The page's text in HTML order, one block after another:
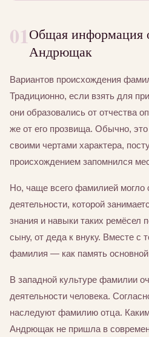
01Общая информация
Андрющак
Вариантов происхождения
Традиционно, если взять для
они образовались от отчества
же от его прозвища. Обычно,
своими чертами характера,
происхождением запомнился
Но, чаще всего фамилией могло
деятельности, которой
знания и навыки таких ремёсел
сыну, от деда к внуку. Вместе с
фамилия — как память основной
В западной культуре фамилии
деятельности человека.
наследуют фамилию отца.
Андрющак не пришла в